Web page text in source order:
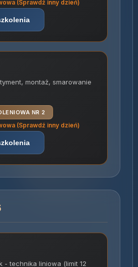
(Sprawdź inny dzień)
montaż, smarowanie
NR 2
(Sprawdź inny dzień)
- technika liniowa (limit 12